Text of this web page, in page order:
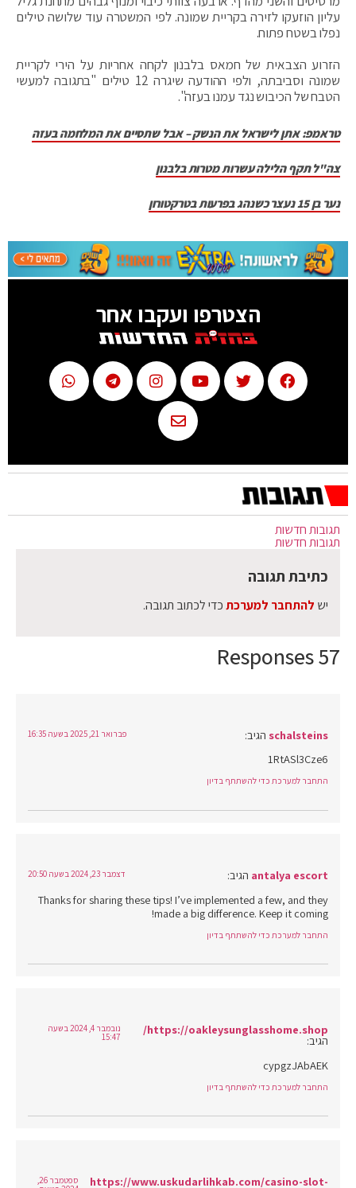
עליון הוזעקו לזירה בקריית שמונה. לפי המשטרה עוד שלושה טילים
נפלו בשטח פתוח.
הזרוע הצבאית של חמאס בלבנון לקחה אחריות על הירי לקריית
שמונה וסביבתה, ולפי ההודעה שיגרה 12 טילים "בתגובה למעשי
הטבח של הכיבוש נגד עמנו בעזה".
טראמפ: אתן לישראל את הנשק – אבל שתסיים את המלחמה בעזה
צה"ל תקף הלילה עשרות מטרות בלבנון
נער בן 15 נעצר כשנהג בפרעות בטרקטורון
הצטרפו ועקבו אחר
57 Responses
תגובות חדשות
schalsteins הגיב: פברואר 21, 2025 בשעה 16:35
1RtASl3Cze6
התחבר למערכת כדי להשתתף בדיון
antalya escort הגיב: דצמבר 23, 2024 בשעה 20:50
Thanks for sharing these tips! I’ve implemented a few, and they
made a big difference. Keep it coming!
התחבר למערכת כדי להשתתף בדיון
https://oakleysunglasshome.shop/
הגיב:
נובמבר 4, 2024 בשעה
15:47
cypgzJAbAEK
התחבר למערכת כדי להשתתף בדיון
https://www.uskudarlihkab.com/casino-slot- ספטמבר 26,
תגובות חדשות
כתיבת תגובה
יש להתחבר למערכתכדי לכתוב תגובה.